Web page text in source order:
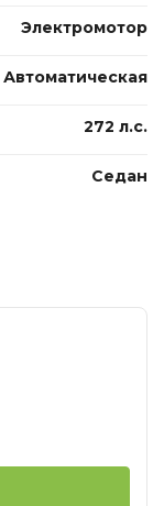
Электромотор
Автоматическая
272 л.с.
Седан